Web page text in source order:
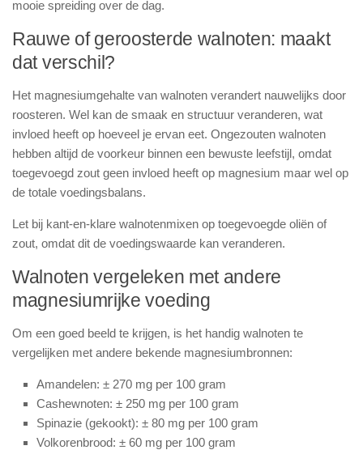
mooie spreiding over de dag.
Rauwe of geroosterde walnoten: maakt
dat verschil?
Het magnesiumgehalte van walnoten verandert nauwelijks door
roosteren. Wel kan de smaak en structuur veranderen, wat
invloed heeft op hoeveel je ervan eet. Ongezouten walnoten
hebben altijd de voorkeur binnen een bewuste leefstijl, omdat
toegevoegd zout geen invloed heeft op magnesium maar wel op
de totale voedingsbalans.
Let bij kant-en-klare walnotenmixen op toegevoegde oliën of
zout, omdat dit de voedingswaarde kan veranderen.
Walnoten vergeleken met andere
magnesiumrijke voeding
Om een goed beeld te krijgen, is het handig walnoten te
vergelijken met andere bekende magnesiumbronnen:
Amandelen: ± 270 mg per 100 gram
Cashewnoten: ± 250 mg per 100 gram
Spinazie (gekookt): ± 80 mg per 100 gram
Volkorenbrood: ± 60 mg per 100 gram